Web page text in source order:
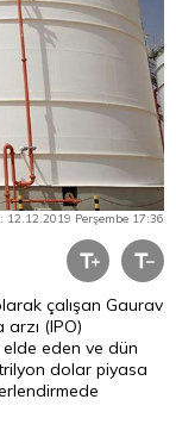
12.12.2019 Perşembe 17:36
çalışan Gaurav
(IPO)
eden ve dün
dolar piyasa